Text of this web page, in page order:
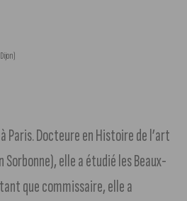
Docteure en Histoire de l’art
Sorbonne), elle a étudié les Beaux-
que commissaire, elle a